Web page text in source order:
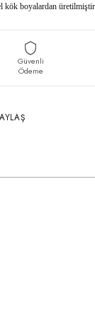
kök boyalardan
Güvenli
Ödeme